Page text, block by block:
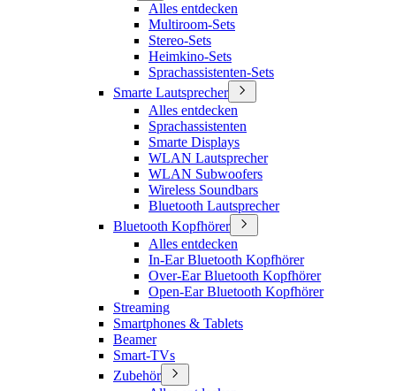
Alles entdecken
Multiroom-Sets
Stereo-Sets
Heimkino-Sets
Sprachassistenten-Sets
Smarte Lautsprecher
Alles entdecken
Sprachassistenten
Smarte Displays
WLAN Lautsprecher
WLAN Subwoofers
Wireless Soundbars
Bluetooth Lautsprecher
Bluetooth Kopfhörer
Alles entdecken
In-Ear Bluetooth Kopfhörer
Over-Ear Bluetooth Kopfhörer
Open-Ear Bluetooth Kopfhörer
Streaming
Smartphones & Tablets
Beamer
Smart-TVs
Zubehör